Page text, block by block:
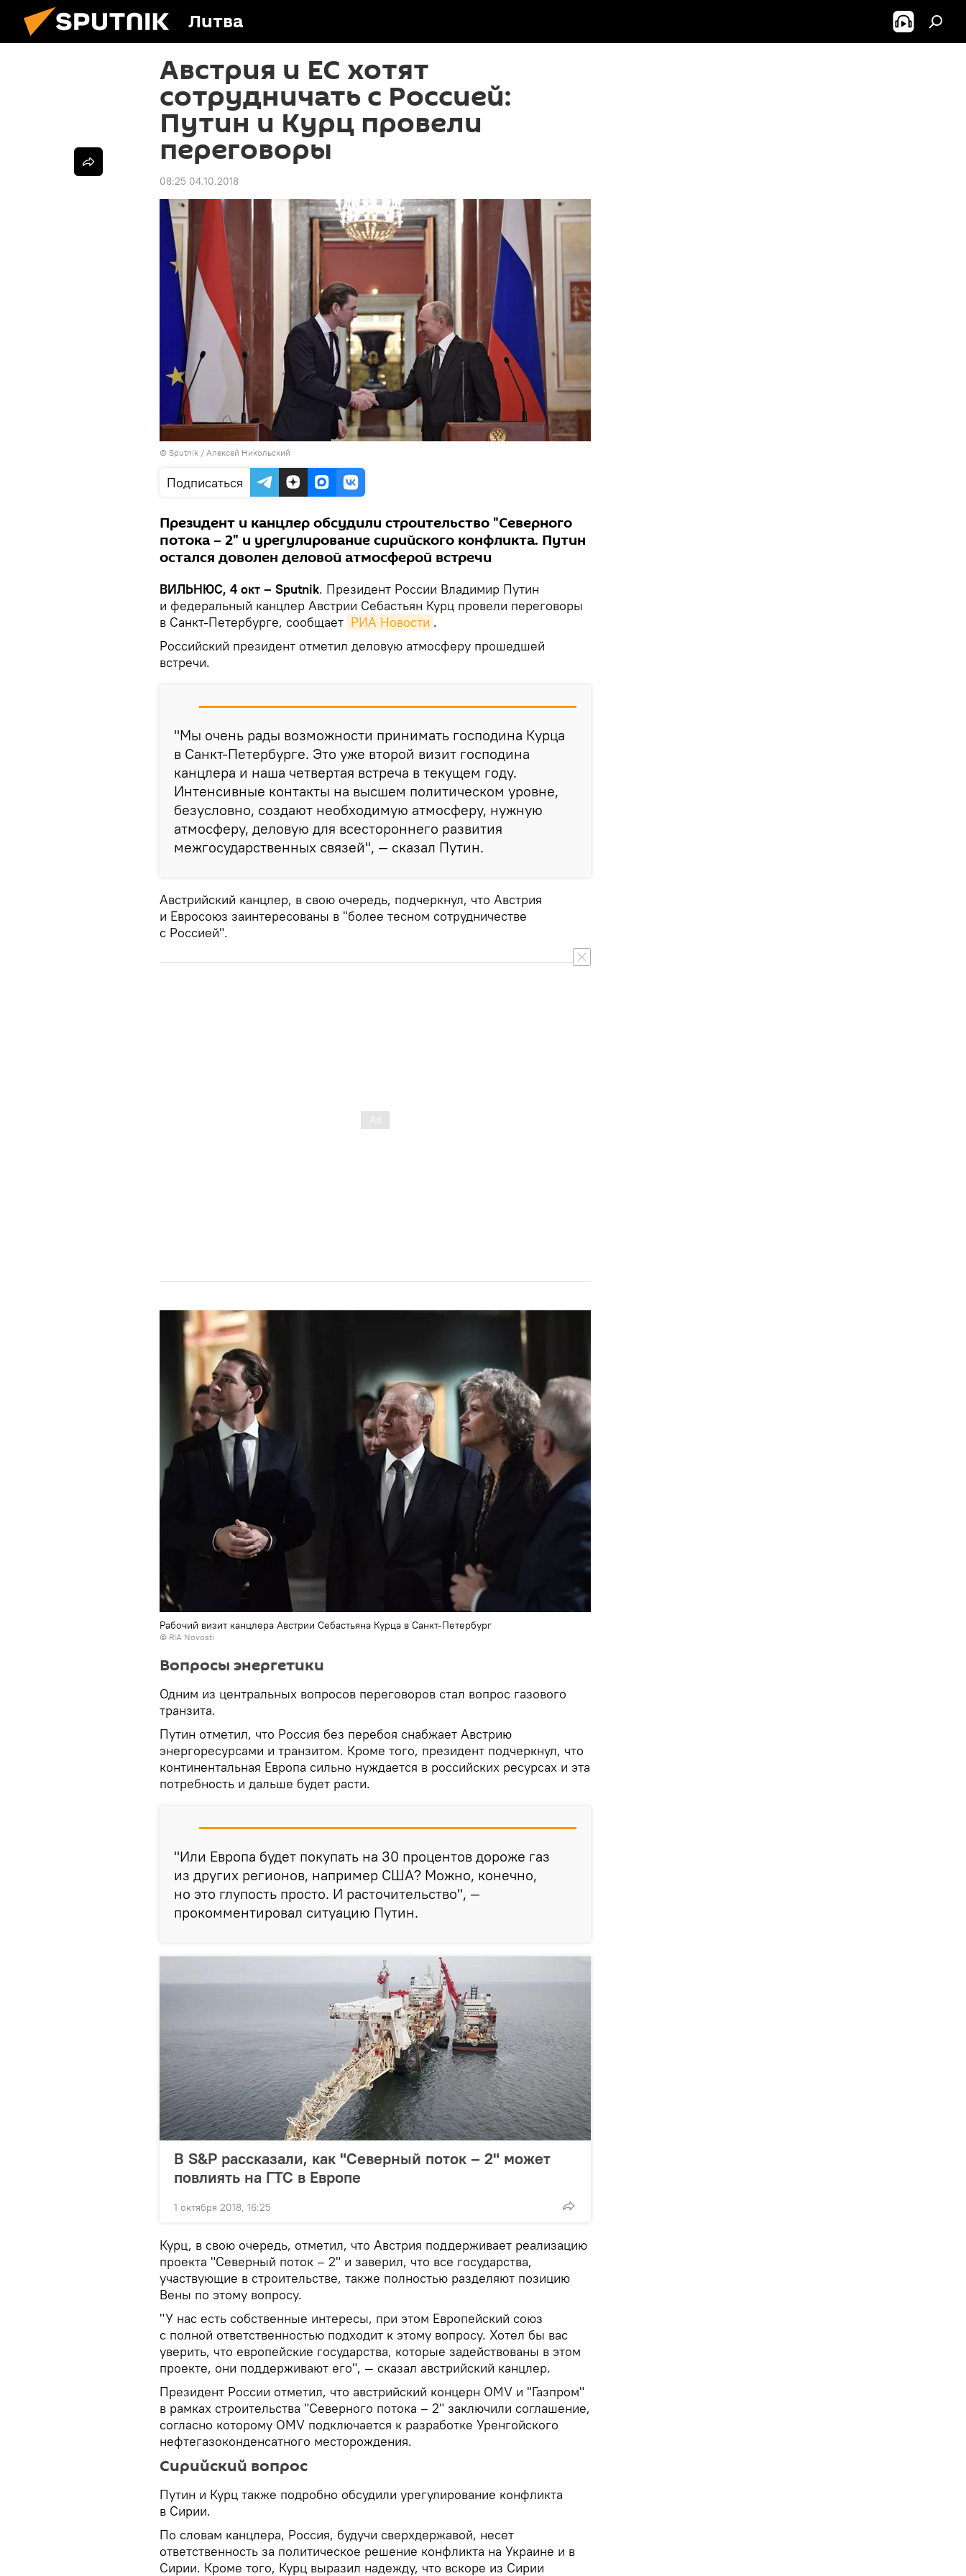
Литва
Австрия и ЕС хотят
сотрудничать с Россией:
Путин и Курц провели
переговоры
08:25 04.10.2018
© Sputnik / Алексей Никольский
Подписаться
Президент и канцлер обсудили строительство "Северного
потока – 2" и урегулирование сирийского конфликта. Путин
остался доволен деловой атмосферой встречи
ВИЛЬНЮС, 4 окт – Sputnik. Президент России Владимир Путин
и федеральный канцлер Австрии Себастьян Курц провели переговоры
в Санкт-Петербурге, сообщает РИА Новости .
Российский президент отметил деловую атмосферу прошедшей
встречи.
"Мы очень рады возможности принимать господина Курца
в Санкт-Петербурге. Это уже второй визит господина
канцлера и наша четвертая встреча в текущем году.
Интенсивные контакты на высшем политическом уровне,
безусловно, создают необходимую атмосферу, нужную
атмосферу, деловую для всестороннего развития
межгосударственных связей", — сказал Путин.
Австрийский канцлер, в свою очередь, подчеркнул, что Австрия
и Евросоюз заинтересованы в "более тесном сотрудничестве
с Россией".
Рабочий визит канцлера Австрии Себастьяна Курца в Санкт-Петербург
© RIA Novosti
Вопросы энергетики
Одним из центральных вопросов переговоров стал вопрос газового
транзита.
Путин отметил, что Россия без перебоя снабжает Австрию
энергоресурсами и транзитом. Кроме того, президент подчеркнул, что
континентальная Европа сильно нуждается в российских ресурсах и эта
потребность и дальше будет расти.
"Или Европа будет покупать на 30 процентов дороже газ
из других регионов, например США? Можно, конечно,
но это глупость просто. И расточительство", —
прокомментировал ситуацию Путин.
В S&P рассказали, как "Северный поток – 2" может
повлиять на ГТС в Европе
1 октября 2018, 16:25
Курц, в свою очередь, отметил, что Австрия поддерживает реализацию
проекта "Северный поток – 2" и заверил, что все государства,
участвующие в строительстве, также полностью разделяют позицию
Вены по этому вопросу.
"У нас есть собственные интересы, при этом Европейский союз
с полной ответственностью подходит к этому вопросу. Хотел бы вас
уверить, что европейские государства, которые задействованы в этом
проекте, они поддерживают его", — сказал австрийский канцлер.
Президент России отметил, что австрийский концерн OMV и "Газпром"
в рамках строительства "Северного потока – 2" заключили соглашение,
согласно которому OMV подключается к разработке Уренгойского
нефтегазоконденсатного месторождения.
Сирийский вопрос
Путин и Курц также подробно обсудили урегулирование конфликта
в Сирии.
По словам канцлера, Россия, будучи сверхдержавой, несет
ответственность за политическое решение конфликта на Украине и в
Сирии. Кроме того, Курц выразил надежду, что вскоре из Сирии